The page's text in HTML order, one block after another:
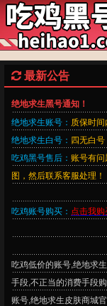
最新公告
绝地求生黑号通知！
绝地求生账号： 质保时间
绝地求生白号： 四无白号
吃鸡黑号售后： 账号有
图，然后联系客服处理！
吃鸡账号购买： 点击我
吃鸡低价的账号,绝地求
手段,不正当的消费手段
账号,绝地求生皮肤商城